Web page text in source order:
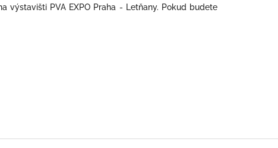
výstavišti PVA EXPO Praha - Letňany. Pokud budete